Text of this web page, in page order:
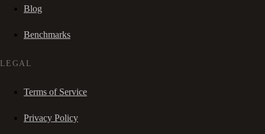
Blog
Benchmarks
LEGAL
Terms of Service
Privacy Policy